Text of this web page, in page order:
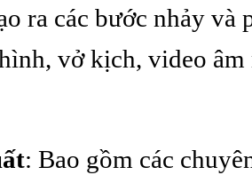
ra các bước nhảy và
vở kịch, video âm
: Bao gồm các